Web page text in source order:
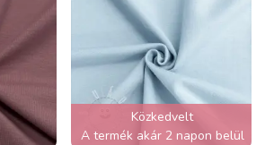
Közkedvelt
A termék akár 2 napon belül